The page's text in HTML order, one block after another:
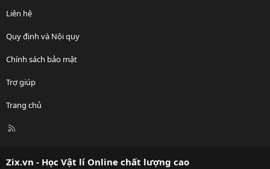
Liên hệ
Quy định và Nội quy
Chính sách bảo mật
Trợ giúp
Trang chủ
R
Zix.vn - Học Vật lí Online chất lượng cao